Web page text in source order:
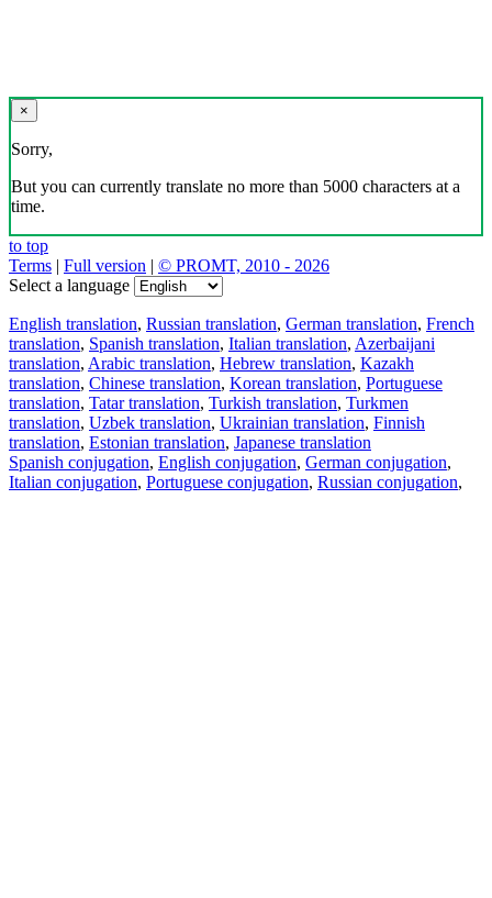
×
Sorry,
But you can currently translate no more than 5000 characters at a
time.
to top
Terms | Full version | © PROMT, 2010 - 2026
Select a language
English translation, Russian translation, German translation, French
translation, Spanish translation, Italian translation, Azerbaijani
translation, Arabic translation, Hebrew translation, Kazakh
translation, Chinese translation, Korean translation, Portuguese
translation, Tatar translation, Turkish translation, Turkmen
translation, Uzbek translation, Ukrainian translation, Finnish
translation, Estonian translation, Japanese translation
Spanish conjugation, English conjugation, German conjugation,
Italian conjugation, Portuguese conjugation, Russian conjugation,